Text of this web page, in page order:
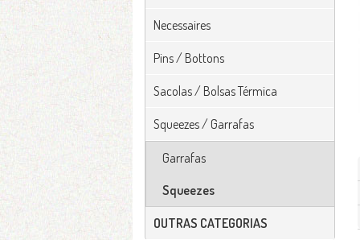
Necessaires
Pins / Bottons
Sacolas / Bolsas Térmica
Squeezes / Garrafas
Garrafas
Squeezes
OUTRAS CATEGORIAS